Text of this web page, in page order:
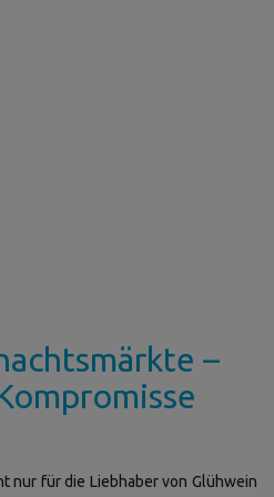
–
nur für die Liebhaber von Glühwein